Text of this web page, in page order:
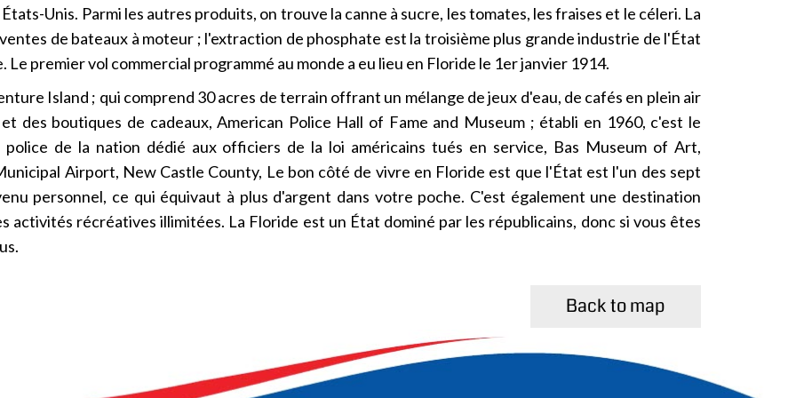
Unis. Parmi les autres produits, on trouve la canne à sucre, les tomates, les fraises et le céleri. La
de bateaux à moteur ; l'extraction de phosphate est la troisième plus grande industrie de l'État
premier vol commercial programmé au monde a eu lieu en Floride le 1er janvier 1914.
Island ; qui comprend 30 acres de terrain offrant un mélange de jeux d'eau, de cafés en plein air
des boutiques de cadeaux, American Police Hall of Fame and Museum ; établi en 1960, c'est le
de la nation dédié aux officiers de la loi américains tués en service, Bas Museum of Art,
Airport, New Castle County, Le bon côté de vivre en Floride est que l'État est l'un des sept
personnel, ce qui équivaut à plus d'argent dans votre poche. C'est également une destination
récréatives illimitées. La Floride est un État dominé par les républicains, donc si vous êtes
Back to map